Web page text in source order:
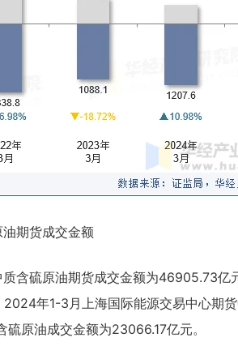
期货成交金额
含硫原油期货成交金额为46905.73亿
年1-3月上海国际能源交易中心期
原油成交金额为23066.17亿元。